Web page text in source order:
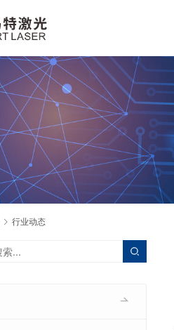
行业动态